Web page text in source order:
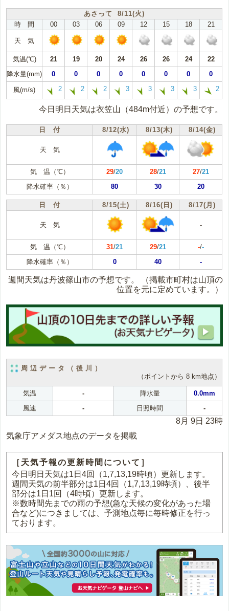
あさって 8/11(火)
時 間
00 03 06 09 12 15 18 21
天 気
気温(℃) 21 19 20 24 26 26 24
22
降水量(mm)
0 0 0 0 0 0 0 0
風(m/s) 2 2 2 3 3 3 3 2
今日明日天気は衣笠山（484m付近）の予想です。
日 付 8/12(水) 8/13(木) 8/14(金)
天 気
気 温（℃） 29/20 28/21 27/21
降水確率（％）
80 30 20
日 付 8/15(土) 8/16(日) 8/17(月)
天 気 -
気 温（℃） 31/21 29/21 -/-
降水確率（％）
0 40 -
週間天気は丹波篠山市の予想です。
（掲載市町村は山頂の
位置を元に定めています。）
周辺データ（後川）
（ポイントから 8 km地点）
気温 - 降水量
0.0mm
風速
- 日照時間 -
8月 9日 23時
気象庁アメダス地点のデータを掲載
［天気予報の更新時間について］
今日明日天気は1日4回（1,7,13,19時頃）更新します。
週間天気の前半部分は1日4回（1,7,13,19時頃）、後半
部分は1日1回（4時頃）更新します。
※数時間先までの雨の予想(急な天候の変化があった場
合など)につきましては、予測地点毎に毎時修正を行っ
ております。